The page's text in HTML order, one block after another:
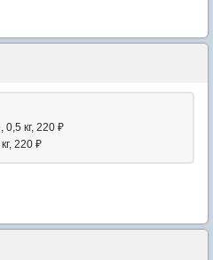
кг, 220 ₽
220 ₽